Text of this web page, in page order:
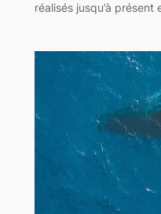
réalisés jusqu’à présent